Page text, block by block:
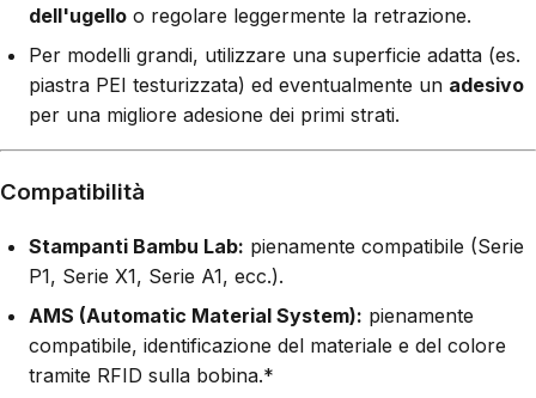
dell'ugello o regolare leggermente la retrazione.
Per modelli grandi, utilizzare una superficie adatta (es.
piastra PEI testurizzata) ed eventualmente un adesivo
per una migliore adesione dei primi strati.
Compatibilità
Stampanti Bambu Lab: pienamente compatibile (Serie
P1, Serie X1, Serie A1, ecc.).
AMS (Automatic Material System): pienamente
compatibile, identificazione del materiale e del colore
tramite RFID sulla bobina.*